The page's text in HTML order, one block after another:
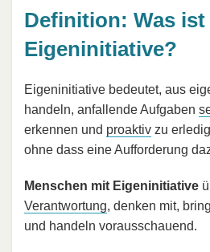
Definition: Was ist
Eigeninitiative?
Eigeninitiative bedeutet, aus
handeln, anfallende Aufgaben
erkennen und proaktiv zu
ohne dass eine Aufforderung
Menschen mit Eigeninitiative
Verantwortung, denken mit,
und handeln vorausschauend.